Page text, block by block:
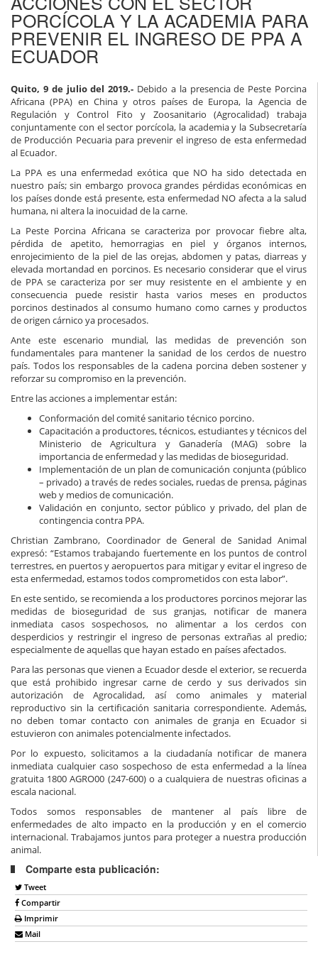
PORCÍCOLA Y LA ACADEMIA PARA
PREVENIR EL INGRESO DE PPA A
ECUADOR
Quito, 9 de julio del 2019.- Debido a la presencia de Peste Porcina
Africana (PPA) en China y otros países de Europa, la Agencia de
Regulación y Control Fito y Zoosanitario (Agrocalidad) trabaja
conjuntamente con el sector porcícola, la academia y la Subsecretaría
de Producción Pecuaria para prevenir el ingreso de esta enfermedad
al Ecuador.
La PPA es una enfermedad exótica que NO ha sido detectada en
nuestro país; sin embargo provoca grandes pérdidas económicas en
los países donde está presente, esta enfermedad NO afecta a la salud
humana, ni altera la inocuidad de la carne.
La Peste Porcina Africana se caracteriza por provocar fiebre alta,
pérdida de apetito, hemorragias en piel y órganos internos,
enrojecimiento de la piel de las orejas, abdomen y patas, diarreas y
elevada mortandad en porcinos. Es necesario considerar que el virus
de PPA se caracteriza por ser muy resistente en el ambiente y en
consecuencia puede resistir hasta varios meses en productos
porcinos destinados al consumo humano como carnes y productos
de origen cárnico ya procesados.
Ante este escenario mundial, las medidas de prevención son
fundamentales para mantener la sanidad de los cerdos de nuestro
país. Todos los responsables de la cadena porcina deben sostener y
reforzar su compromiso en la prevención.
Entre las acciones a implementar están:
Conformación del comité sanitario técnico porcino.
Capacitación a productores, técnicos, estudiantes y técnicos del
Ministerio de Agricultura y Ganadería (MAG) sobre la
importancia de enfermedad y las medidas de bioseguridad.
Implementación de un plan de comunicación conjunta (público
– privado) a través de redes sociales, ruedas de prensa, páginas
web y medios de comunicación.
Validación en conjunto, sector público y privado, del plan de
contingencia contra PPA.
Christian Zambrano, Coordinador de General de Sanidad Animal
expresó: “Estamos trabajando fuertemente en los puntos de control
terrestres, en puertos y aeropuertos para mitigar y evitar el ingreso de
esta enfermedad, estamos todos comprometidos con esta labor”.
En este sentido, se recomienda a los productores porcinos mejorar las
medidas de bioseguridad de sus granjas, notificar de manera
inmediata casos sospechosos, no alimentar a los cerdos con
desperdicios y restringir el ingreso de personas extrañas al predio;
especialmente de aquellas que hayan estado en países afectados.
Para las personas que vienen a Ecuador desde el exterior, se recuerda
que está prohibido ingresar carne de cerdo y sus derivados sin
autorización de Agrocalidad, así como animales y material
reproductivo sin la certificación sanitaria correspondiente. Además,
no deben tomar contacto con animales de granja en Ecuador si
estuvieron con animales potencialmente infectados.
Por lo expuesto, solicitamos a la ciudadanía notificar de manera
inmediata cualquier caso sospechoso de esta enfermedad a la línea
gratuita 1800 AGRO00 (247-600) o a cualquiera de nuestras oficinas a
escala nacional.
Todos somos responsables de mantener al país libre de
enfermedades de alto impacto en la producción y en el comercio
internacional. Trabajamos juntos para proteger a nuestra producción
animal.
Comparte esta publicación:
Tweet
Compartir
Imprimir
Mail